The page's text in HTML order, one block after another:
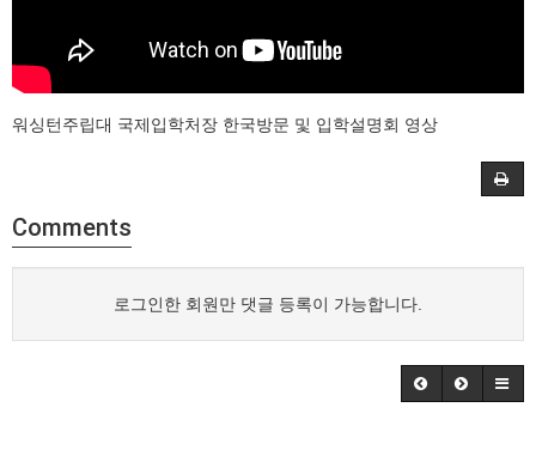
워싱턴주립대 국제입학처장 한국방문 및 입학설명회 영상
Comments
로그인한 회원만 댓글 등록이 가능합니다.